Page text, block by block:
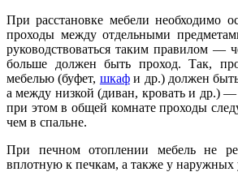
При расстановке мебели необходимо
проходы между отдельными
руководствоваться таким правилом —
больше должен быть проход. Так,
мебелью (буфет, шкафи др.) должен
а между низкой (диван, кровать и др.)
при этом в общей комнате проходы
чем в спальне.
При печном отоплении мебель не
вплотную к печкам, а также у наружных